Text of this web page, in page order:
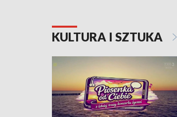
KULTURA I SZTUKA